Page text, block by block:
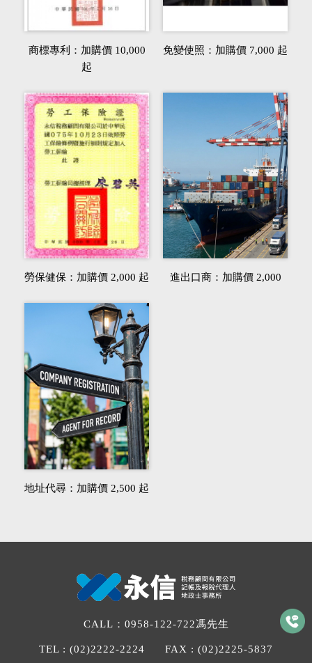
商標專利：加購價 10,000
起
免變使照：加購價 7,000 起
勞保健保：加購價 2,000 起 進出口商：加購價 2,000
地址代尋：加購價 2,500 起
CALL： 0958-122-722馮先生
TEL : (02)2222-2224 FAX : (02)2225-5837